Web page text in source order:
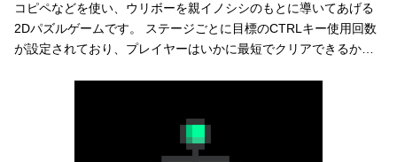
コピペなどを使い、ウリボーを親イノシシのもとに導いてあげる
2Dパズルゲームです。 ステージごとに目標のCTRLキー使用回数
が設定されており、プレイヤーはいかに最短でクリアできるかを